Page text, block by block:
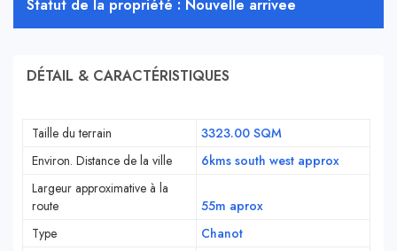
Statut de la propriété : Nouvelle arrivee
DÉTAIL & CARACTÉRISTIQUES
Taille du terrain
3323.00 SQM
Environ. Distance de la ville
6kms south west approx
Largeur approximative à la
route
55m aprox
Type
Chanot